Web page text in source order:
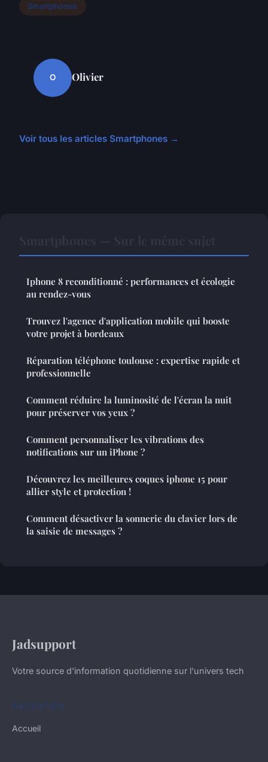
Smartphones
O Olivier
Voir tous les articles Smartphones →
Iphone 8 reconditionné : performances et écologie
au rendez-vous
Trouvez l'agence d'application mobile qui booste
votre projet à bordeaux
Réparation téléphone toulouse : expertise rapide et
professionnelle
Comment réduire la luminosité de l'écran la nuit
pour préserver vos yeux ?
Comment personnaliser les vibrations des
notifications sur un iPhone ?
Découvrez les meilleures coques iphone 15 pour
allier style et protection !
Comment désactiver la sonnerie du clavier lors de
la saisie de messages ?
Jadsupport
Votre source d'information quotidienne sur l'univers tech
NAVIGATION
Accueil